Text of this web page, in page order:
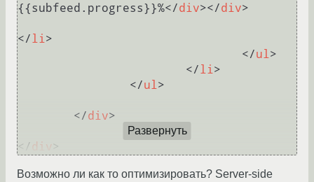
{{subfeed.progress}}%</div></div>
</ li >
</ul >
</ li >
</ul >
</div>
</ div >
Развернуть
Возможно ли как то оптимизировать? Server-side